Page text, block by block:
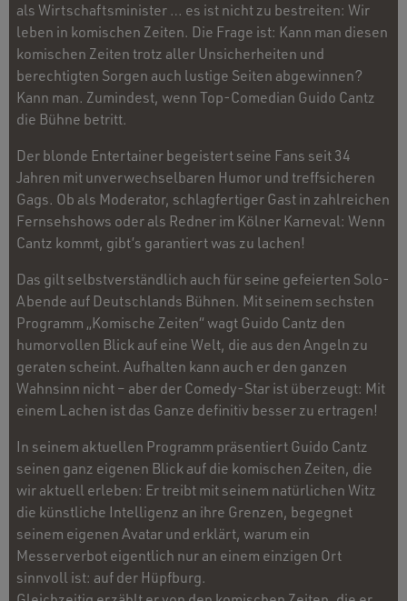
als Wirtschaftsminister … es ist nicht zu bestreiten: Wir
leben in komischen Zeiten. Die Frage ist: Kann man diesen
komischen Zeiten trotz aller Unsicherheiten und
berechtigten Sorgen auch lustige Seiten abgewinnen?
Kann man. Zumindest, wenn Top-Comedian Guido Cantz
die Bühne betritt.
Der blonde Entertainer begeistert seine Fans seit 34
Jahren mit unverwechselbaren Humor und treffsicheren
Gags. Ob als Moderator, schlagfertiger Gast in zahlreichen
Fernsehshows oder als Redner im Kölner Karneval: Wenn
Cantz kommt, gibt’s garantiert was zu lachen!
Das gilt selbstverständlich auch für seine gefeierten Solo-
Abende auf Deutschlands Bühnen. Mit seinem sechsten
Programm „Komische Zeiten“ wagt Guido Cantz den
humorvollen Blick auf eine Welt, die aus den Angeln zu
geraten scheint. Aufhalten kann auch er den ganzen
Wahnsinn nicht – aber der Comedy-Star ist überzeugt: Mit
einem Lachen ist das Ganze definitiv besser zu ertragen!
In seinem aktuellen Programm präsentiert Guido Cantz
seinen ganz eigenen Blick auf die komischen Zeiten, die
wir aktuell erleben: Er treibt mit seinem natürlichen Witz
die künstliche Intelligenz an ihre Grenzen, begegnet
seinem eigenen Avatar und erklärt, warum ein
Messerverbot eigentlich nur an einem einzigen Ort
sinnvoll ist: auf der Hüpfburg.